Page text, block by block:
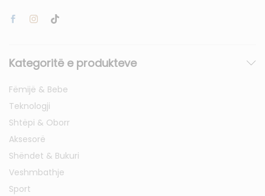
Kategoritë e produkteve
Fëmijë & Bebe
Teknologji
Shtëpi & Oborr
Aksesorë
Shëndet & Bukuri
Veshmbathje
Sport